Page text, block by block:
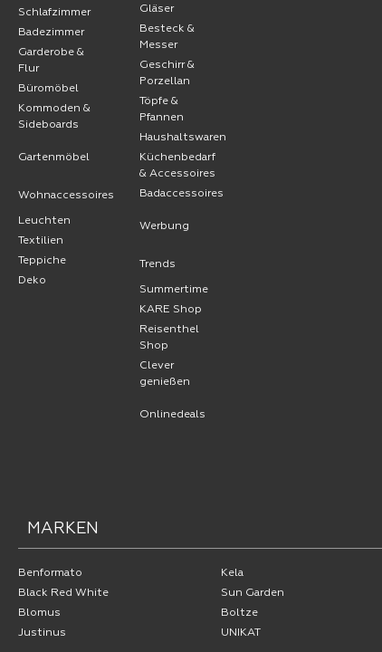
Schlafzimmer
Badezimmer
Garderobe &
Flur
Büromöbel
Kommoden &
Sideboards
Gartenmöbel
Wohnaccessoires
Leuchten
Textilien
Teppiche
Deko
Gläser
Besteck &
Messer
Geschirr &
Porzellan
Töpfe &
Pfannen
Haushaltswaren
Küchenbedarf
& Accessoires
Badaccessoires
Werbung
Trends
Summertime
KARE Shop
Reisenthel
Shop
Clever
genießen
Onlinedeals
MARKEN
Benformato
Black Red White
Blomus
Justinus
Kela
Sun Garden
Boltze
UNIKAT